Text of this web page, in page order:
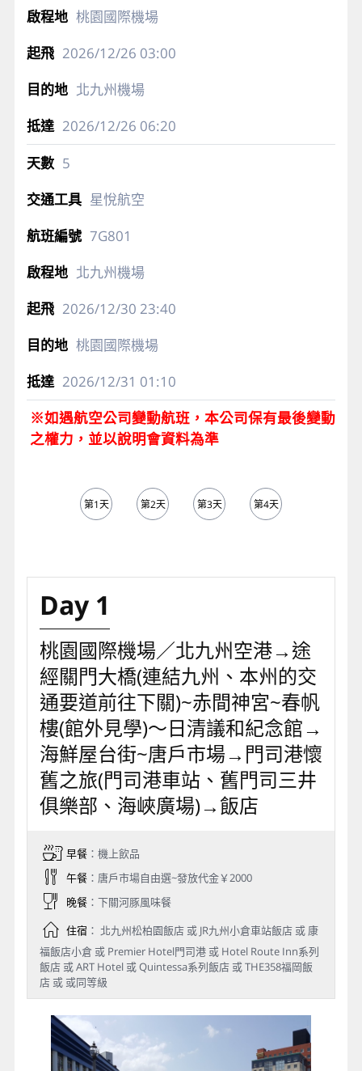
桃園國際機場
2026/12/26 03:00
北九州機場
2026/12/26 06:20
5
星悅航空
7G801
北九州機場
2026/12/30 23:40
桃園國際機場
2026/12/31 01:10
※如遇航空公司變動航班，本公司保有最後變動
之權力，並以說明會資料為準
第1天 第2天 第3天 第4天
Day 1
桃園國際機場／北九州空港→途
經關門大橋(連結九州、本州的交
通要道前往下關)~赤間神宮~春帆
樓(館外見學)～日清議和紀念館→
海鮮屋台街~唐戶市場→門司港懷
舊之旅(門司港車站、舊門司三井
俱樂部、海峽廣場)→飯店
早餐：機上飲品
午餐：唐戶市場自由選~發放代金￥2000
晚餐：下關河豚風味餐
住宿： 北九州松柏園飯店 或 JR九州小倉車站飯店 或 康
福飯店小倉 或 Premier Hotel門司港 或 Hotel Route Inn系列
飯店 或 ART Hotel 或 Quintessa系列飯店 或 THE358福岡飯
店 或 或同等級